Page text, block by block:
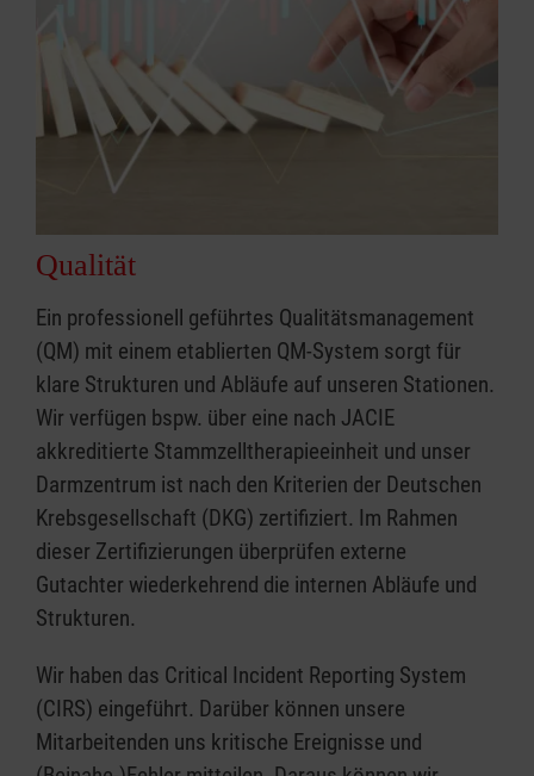
Qualität
Ein professionell geführtes Qualitätsmanagement
(QM) mit einem etablierten QM-System sorgt für
klare Strukturen und Abläufe auf unseren Stationen.
Wir verfügen bspw. über eine nach JACIE
akkreditierte Stammzelltherapieeinheit und unser
Darmzentrum ist nach den Kriterien der Deutschen
Krebsgesellschaft (DKG) zertifiziert. Im Rahmen
dieser Zertifizierungen überprüfen externe
Gutachter wiederkehrend die internen Abläufe und
Strukturen.
Wir haben das Critical Incident Reporting System
(CIRS) eingeführt. Darüber können unsere
Mitarbeitenden uns kritische Ereignisse und